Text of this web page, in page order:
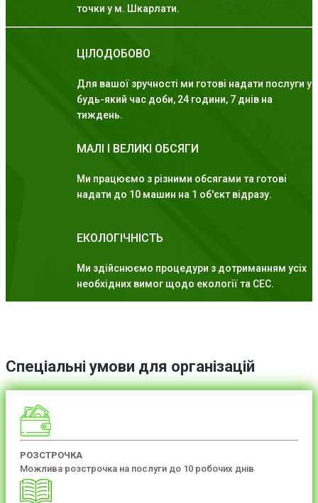
точки у м. Шкарлати.
ЦІЛОДОБОВО
Для вашої зручності ми готові надати послуги у
будь-який час доби, 24 години, 7 днів на
тиждень.
МАЛІ І ВЕЛИКІ ОБСЯГИ
Ми працюємо з різними обсягами та готові
надати до 10 машин на 1 об'єкт відразу.
ЕКОЛОГІЧНІСТЬ
Ми здійснюємо процедури з дотриманням усіх
необхідних вимог щодо екології та СЕС.
Спеціальні умови для організацій
РОЗСТРОЧКА
Можлива розстрочка на послуги до 10 робочих днів